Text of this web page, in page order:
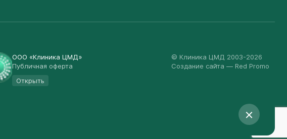
ООО «Клиника ЦМД»
Публичная оферта
Открыть
© Клиника ЦМД 2003-2026
Создание сайта — Red Promo